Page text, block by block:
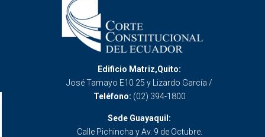
Edificio Matriz,Quito:
José Tamayo E10 25 y Lizardo García /
Teléfono: (02) 394-1800
Sede Guayaquil:
Calle Pichincha y Av. 9 de Octubre.